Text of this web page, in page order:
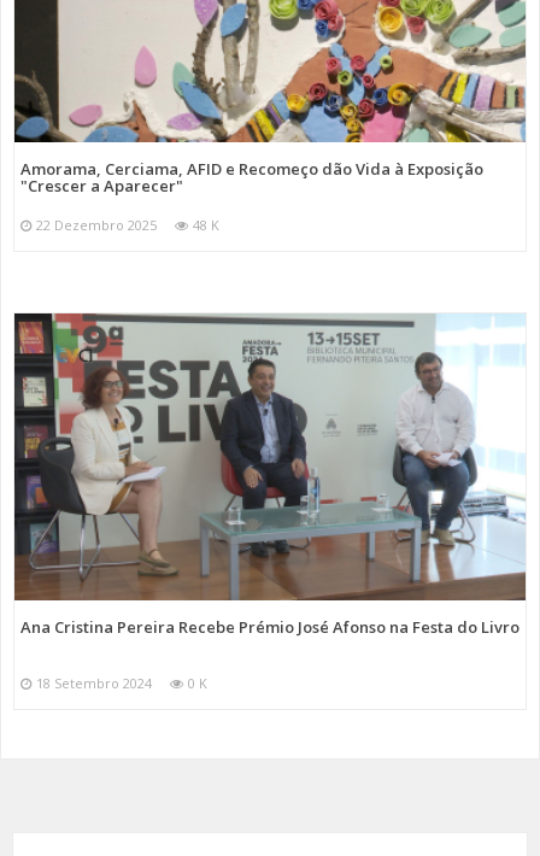
Amorama, Cerciama, AFID e Recomeço dão Vida à Exposição
"Crescer a Aparecer"
22 Dezembro 2025 48 K
Ana Cristina Pereira Recebe Prémio José Afonso na Festa do Livro
18 Setembro 2024 0 K